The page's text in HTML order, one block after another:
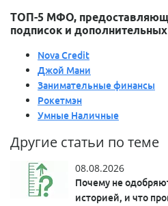
ТОП-5 МФО,
подписок и дополнительных
Nova Credit
Джой Мани
Занимательные финансы
Рокетмэн
Умные Наличные
Другие статьи по теме
08.08.2026
Почему не
историей, и что